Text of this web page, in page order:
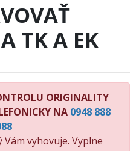
TK A EK
ORIGINALITY
NA 0948 888
vyhovuje. Vyplne